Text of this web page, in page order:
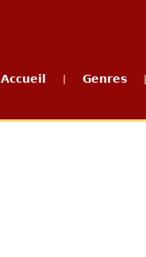
Accueil Genres